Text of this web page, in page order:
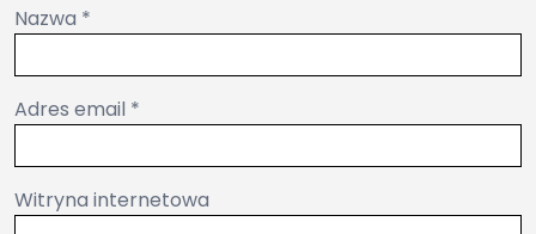
Nazwa *
Adres email *
Witryna internetowa